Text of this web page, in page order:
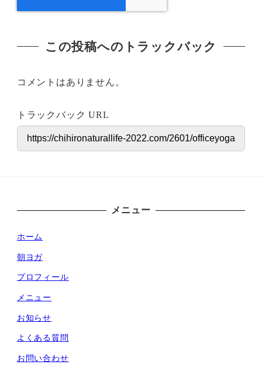
この投稿へのトラックバック
コメントはありません。
トラックバック URL
メニュー
ホーム
朝ヨガ
プロフィール
メニュー
お知らせ
よくある質問
お問い合わせ